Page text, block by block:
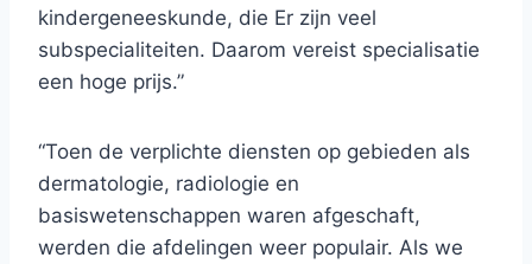
kindergeneeskunde, die Er zijn veel
subspecialiteiten. Daarom vereist specialisatie
een hoge prijs.”
“Toen de verplichte diensten op gebieden als
dermatologie, radiologie en
basiswetenschappen waren afgeschaft,
werden die afdelingen weer populair. Als we